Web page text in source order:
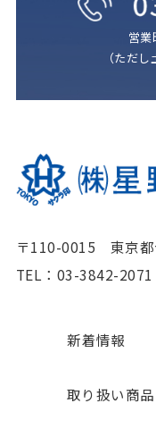
営
（ただ
〒110-0015 東京都
TEL：03-3842-2071
新着情報
取り扱い商品